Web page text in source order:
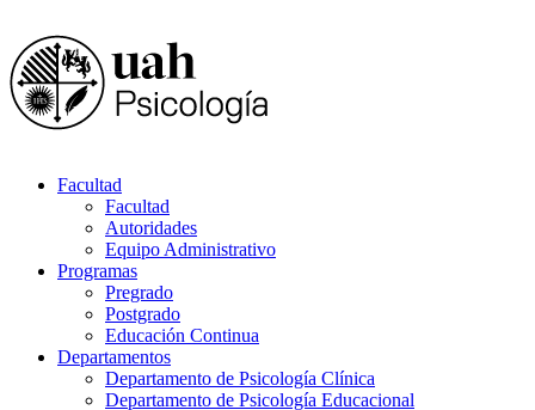
Facultad
Facultad
Autoridades
Equipo Administrativo
Programas
Pregrado
Postgrado
Educación Continua
Departamentos
Departamento de Psicología Clínica
Departamento de Psicología Educacional